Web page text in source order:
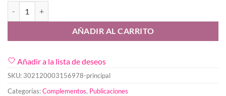
AÑADIR AL CARRITO
Añadir a la lista de deseos
SKU: 302120003156978-principal
Categorías:Complementos, Publicaciones